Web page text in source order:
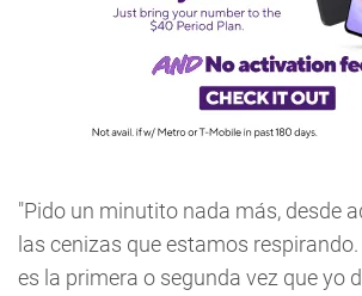
"Pido un minutito nada más, desde
las cenizas que estamos
es la primera o segunda vez que yo